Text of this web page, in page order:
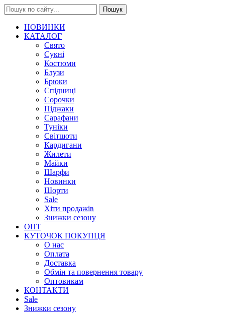
Пошук
НОВИНКИ
КАТАЛОГ
Свято
Сукні
Костюми
Блузи
Брюки
Спідниці
Сорочки
Піджаки
Сарафани
Туніки
Світшоти
Кардигани
Жилети
Майки
Шарфи
Новинки
Шорти
Sale
Хіти продажів
Знижки сезону
ОПТ
КУТОЧОК ПОКУПЦЯ
О нас
Оплата
Доставка
Обмін та повернення товару
Оптовикам
КОНТАКТИ
Sale
Знижки сезону